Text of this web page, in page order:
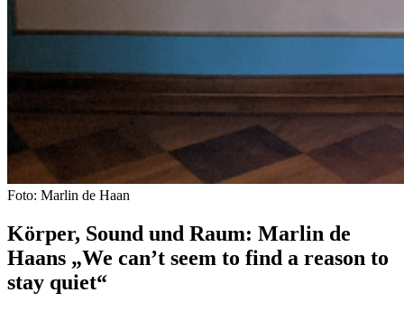
Foto: Marlin de Haan
Körper, Sound und Raum: Marlin de
Haans „We can’t seem to find a reason to
stay quiet“